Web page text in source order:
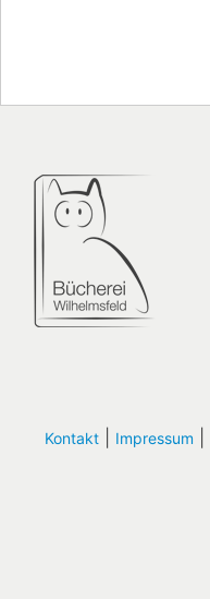
Kontakt| Impressum